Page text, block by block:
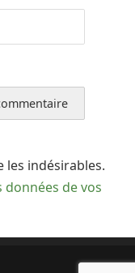
les indésirables.
de vos